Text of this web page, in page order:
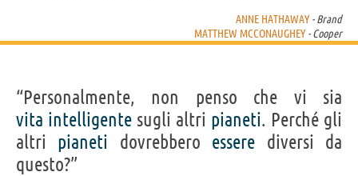
ANNE HATHAWAY - Brand
MATTHEW MCCONAUGHEY - Cooper
“Personalmente, non penso che vi sia
vita intelligente sugli altri pianeti. Perché gli
altri pianeti dovrebbero essere diversi da
questo?”